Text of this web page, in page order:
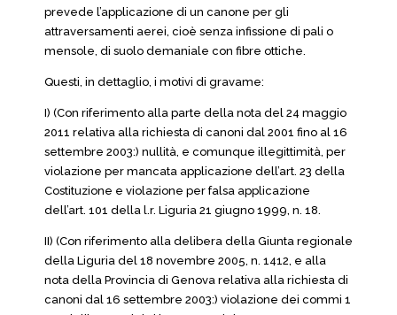
prevede l’applicazione di un canone per gli
attraversamenti aerei, cioè senza infissione di pali o
mensole, di suolo demaniale con fibre ottiche.
Questi, in dettaglio, i motivi di gravame:
I) (Con riferimento alla parte della nota del 24 maggio
2011 relativa alla richiesta di canoni dal 2001 fino al 16
settembre 2003:) nullità, e comunque illegittimità, per
violazione per mancata applicazione dell’art. 23 della
Costituzione e violazione per falsa applicazione
dell’art. 101 della l.r. Liguria 21 giugno 1999, n. 18.
II) (Con riferimento alla delibera della Giunta regionale
della Liguria del 18 novembre 2005, n. 1412, e alla
nota della Provincia di Genova relativa alla richiesta di
canoni dal 16 settembre 2003:) violazione dei commi 1